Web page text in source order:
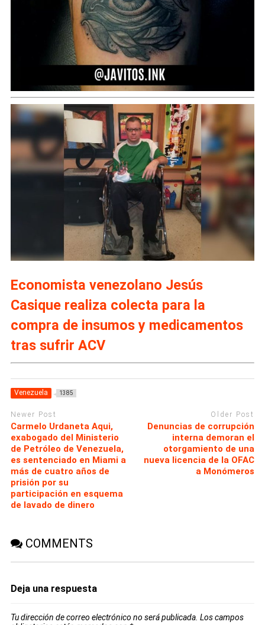
Economista venezolano Jesús
Casique realiza colecta para la
compra de insumos y medicamentos
tras sufrir ACV
Venezuela 1385
Newer Post
Carmelo Urdaneta Aqui,
exabogado del Ministerio
de Petróleo de Venezuela,
es sentenciado en Miami a
más de cuatro años de
prisión por su
participación en esquema
de lavado de dinero
Older Post
Denuncias de corrupción
interna demoran el
otorgamiento de una
nueva licencia de la OFAC
a Monómeros
COMMENTS
Deja una respuesta
Tu dirección de correo electrónico no será publicada. Los campos